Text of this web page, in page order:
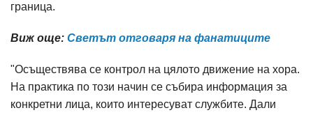
граница.
Виж още: Светът отговаря на фанатиците
"Осъществява се контрол на цялото движение на хора.
На практика по този начин се събира информация за
конкретни лица, които интересуват службите. Дали